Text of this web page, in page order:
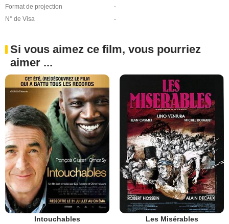
Format de projection
-
N° de Visa
-
Si vous aimez ce film, vous pourriez
aimer ...
Intouchables Les Misérables